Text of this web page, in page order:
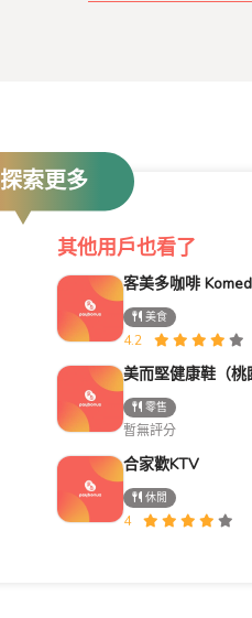
探索更多
其他用戶也看了
美食
4.2
美而堅健康鞋（桃
零售
暫無評分
合家歡KTV
休閒
4